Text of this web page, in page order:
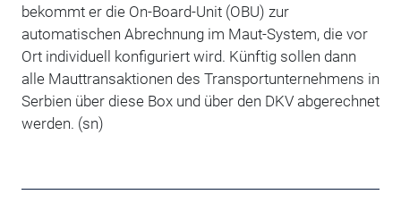
bekommt er die On-Board-Unit (OBU) zur
automatischen Abrechnung im Maut-System, die vor
Ort individuell konfiguriert wird. Künftig sollen dann
alle Mauttransaktionen des Transportunternehmens in
Serbien über diese Box und über den DKV abgerechnet
werden. (sn)